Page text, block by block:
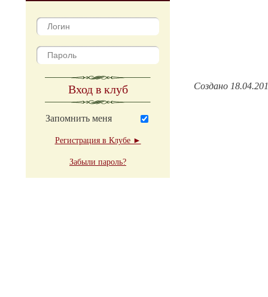
Вход в клуб
Запомнить меня
Регистрация в Клубе ►
Забыли пароль?
Создано